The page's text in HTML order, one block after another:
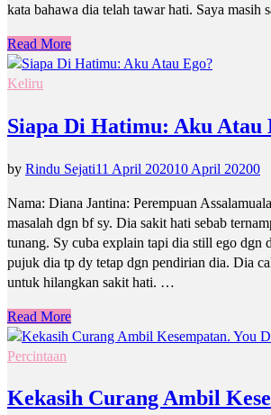
kata bahawa dia telah tawar hati. Saya masih
Read More
Keliru
Siapa Di Hatimu: Aku Atau
by Rindu Sejati11 April 202010 April 20200
Nama: Diana Jantina: Perempuan
masalah dgn bf sy. Dia sakit hati sebab
tunang. Sy cuba explain tapi dia still ego dgn
pujuk dia tp dy tetap dgn pendirian dia. Dia
untuk hilangkan sakit hati. …
Read More
Percintaan
Kekasih Curang Ambil